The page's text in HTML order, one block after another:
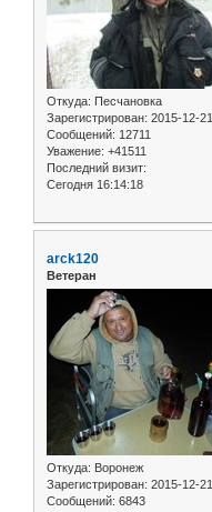
Откуда: Песчановка
Зарегистрирован: 2015-12-21
Сообщений: 12711
Уважение: +41511
Последний визит:
Сегодня 16:14:18
arck120
Ветеран
Откуда: Воронеж
Зарегистрирован: 2015-12-21
Сообщений: 6843